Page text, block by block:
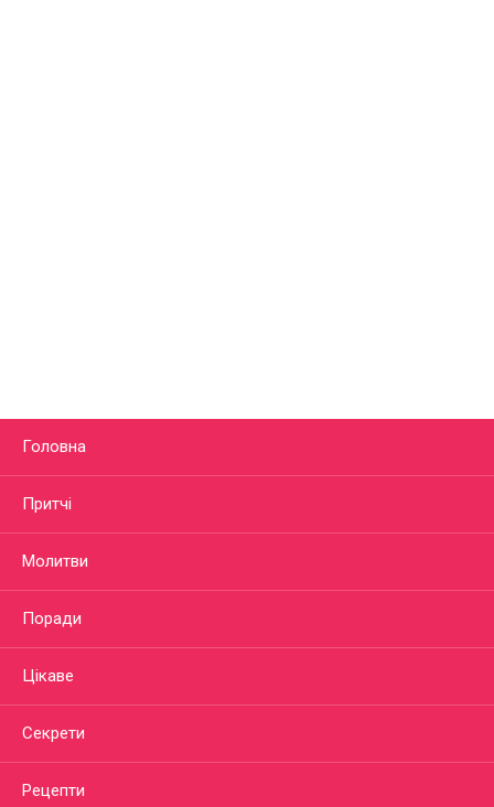
Головна
Притчі
Молитви
Поради
Цікаве
Секрети
Рецепти